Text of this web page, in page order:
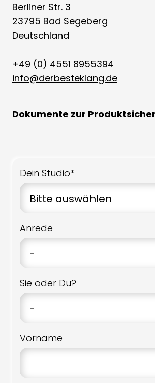
Berliner Str. 3
23795 Bad Segeberg
Deutschland
+49 (0) 4551 8955394
info@derbesteklang.de
Dokumente zur
Dein Studio*
Anrede
Sie oder Du?
Vorname